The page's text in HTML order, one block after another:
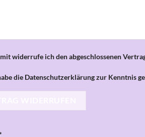
widerrufe ich den abgeschlossenen
die Datenschutzerklärung zur Kenntnis